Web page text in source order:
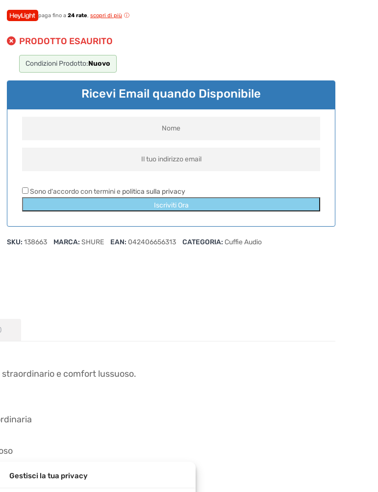
Gestisci la tua privacy
paga fino a 24 rate, scopri di più
PRODOTTO ESAURITO
Condizioni Prodotto:Nuovo
Ricevi Email quando Disponibile
Sono d'accordo con termini e politica sulla privacy
Iscriviti Ora
SKU: 138663 MARCA: SHURE EAN: 042406656313 CATEGORIA: Cuffie Audio
e comfort lussuoso.